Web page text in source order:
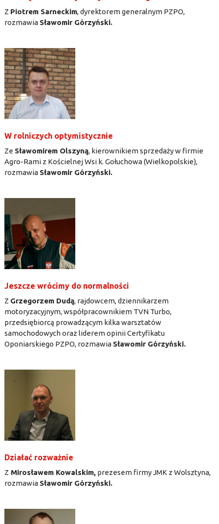
Z Piotrem Sarneckim, dyrektorem generalnym PZPO,
rozmawia Sławomir Górzyński.
W rolniczych optymistycznie
Ze Sławomirem Olszyną, kierownikiem sprzedaży w firmie
Agro-Rami z Kościelnej Wsi k. Gołuchowa (Wielkopolskie),
rozmawia Sławomir Górzyński.
Jeszcze wrócimy do normalności
Z Grzegorzem Dudą, rajdowcem, dziennikarzem
motoryzacyjnym, współpracownikiem TVN Turbo,
przedsiębiorcą prowadzącym kilka warsztatów
samochodowych oraz liderem opinii Certyfikatu
Oponiarskiego PZPO, rozmawia Sławomir Górzyński.
Działać rozważnie
Z Mirosławem Kowalskim, prezesem firmy JMK z Wolsztyna,
rozmawia Sławomir Górzyński.